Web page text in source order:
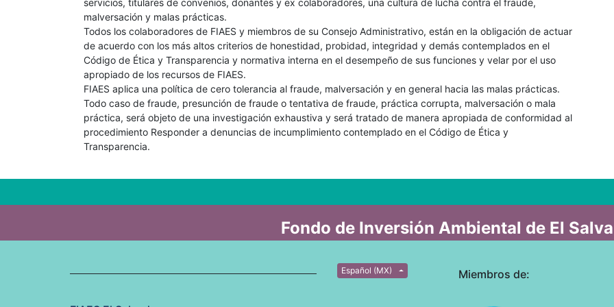
malversación y malas prácticas.
Todos los colaboradores de FIAES y miembros de su Consejo Administrativo, están en la obligación de actuar
de acuerdo con los más altos criterios de honestidad, probidad, integridad y demás contemplados en el
Código de Ética y Transparencia y normativa interna en el desempeño de sus funciones y velar por el uso
apropiado de los recursos de FIAES.
FIAES aplica una política de cero tolerancia al fraude, malversación y en general hacia las malas prácticas.
Todo caso de fraude, presunción de fraude o tentativa de fraude, práctica corrupta, malversación o mala
práctica, será objeto de una investigación exhaustiva y será tratado de manera apropiada de conformidad al
procedimiento Responder a denuncias de incumplimiento contemplado en el Código de Ética y
Transparencia.
Fondo de Inversión Ambiental de El
Español (MX) Miembros de: